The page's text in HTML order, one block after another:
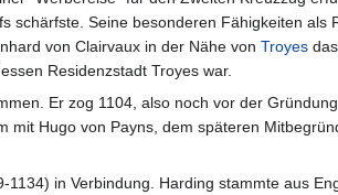
schärfste. Seine besonderen Fähigkeiten als
von Clairvaux in der Nähe von Troyes das
Residenzstadt Troyes war.
Er zog 1104, also noch vor der
mit Hugo von Payns, dem späteren
1134) in Verbindung. Harding stammte aus